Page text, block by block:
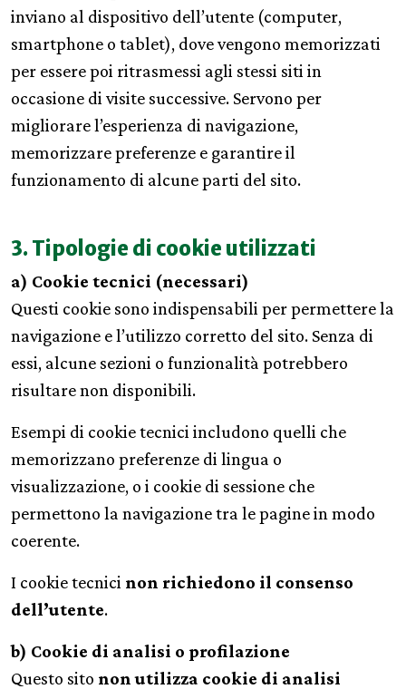
inviano al dispositivo dell’utente (computer,
smartphone o tablet), dove vengono memorizzati
per essere poi ritrasmessi agli stessi siti in
occasione di visite successive. Servono per
migliorare l’esperienza di navigazione,
memorizzare preferenze e garantire il
funzionamento di alcune parti del sito.
3. Tipologie di cookie utilizzati
a) Cookie tecnici (necessari)
Questi cookie sono indispensabili per permettere la
navigazione e l’utilizzo corretto del sito. Senza di
essi, alcune sezioni o funzionalità potrebbero
risultare non disponibili.
Esempi di cookie tecnici includono quelli che
memorizzano preferenze di lingua o
visualizzazione, o i cookie di sessione che
permettono la navigazione tra le pagine in modo
coerente.
I cookie tecnici non richiedono il consenso
dell’utente.
b) Cookie di analisi o profilazione
Questo sito non utilizza cookie di analisi